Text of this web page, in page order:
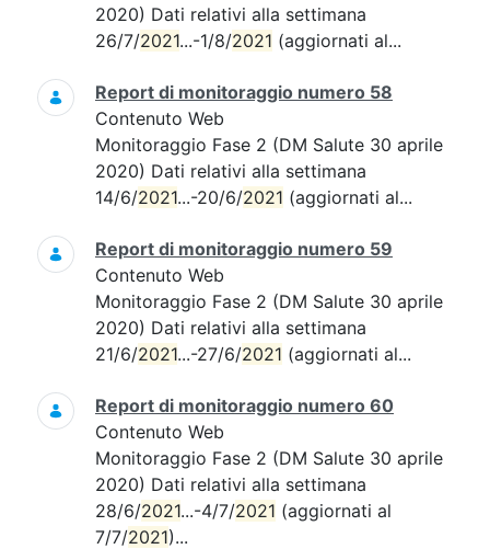
2020) Dati relativi alla settimana
26/7/2021...-1/8/2021 (aggiornati al...
Report di monitoraggio numero 58
Contenuto Web
Monitoraggio Fase 2 (DM Salute 30 aprile
2020) Dati relativi alla settimana
14/6/2021...-20/6/2021 (aggiornati al...
Report di monitoraggio numero 59
Contenuto Web
Monitoraggio Fase 2 (DM Salute 30 aprile
2020) Dati relativi alla settimana
21/6/2021...-27/6/2021 (aggiornati al...
Report di monitoraggio numero 60
Contenuto Web
Monitoraggio Fase 2 (DM Salute 30 aprile
2020) Dati relativi alla settimana
28/6/2021...-4/7/2021 (aggiornati al
7/7/2021)...